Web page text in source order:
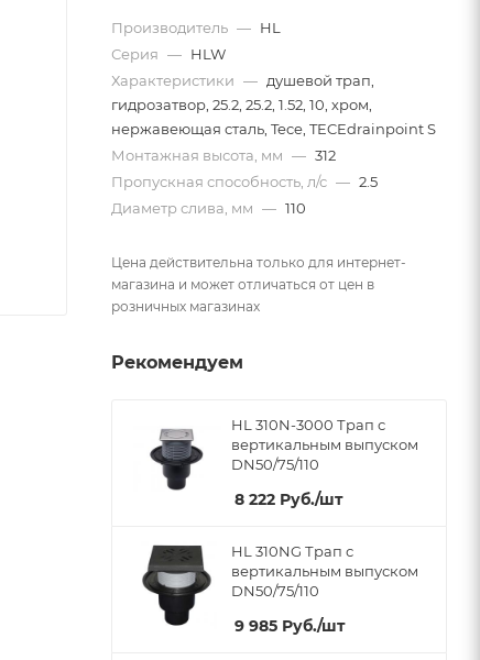
Производитель — HL
Серия — HLW
Характеристики — душевой трап,
гидрозатвор, 25.2, 25.2, 1.52, 10, хром,
нержавеющая сталь, Tece, TECEdrainpoint S
Монтажная высота, мм — 312
Пропускная способность, л/с — 2.5
Диаметр слива, мм — 110
Цена действительна только для интернет-
магазина и может отличаться от цен в
розничных магазинах
Рекомендуем
HL 310N-3000 Трап с
вертикальным выпуском
DN50/75/110
8 222 Руб./шт
HL 310NG Трап с
вертикальным выпуском
DN50/75/110
9 985 Руб./шт